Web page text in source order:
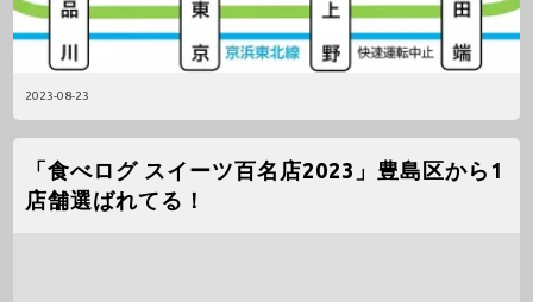
2023-08-23
「食べログ スイーツ百名店2023」豊島区から1
店舗選ばれてる！